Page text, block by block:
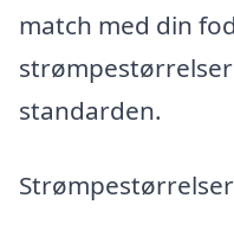
match med din
standarden.
Strømpestørrelser